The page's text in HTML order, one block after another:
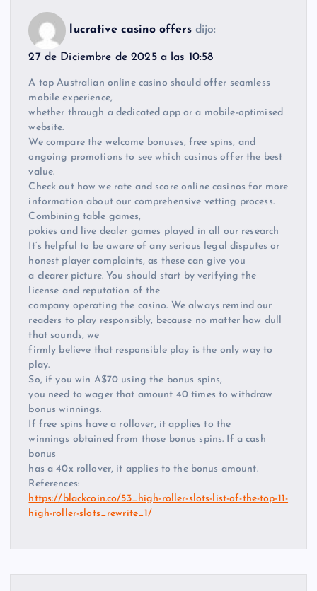
lucrative casino offers dijo:
27 de Diciembre de 2025 a las 10:58
A top Australian online casino should offer seamless
mobile experience,
whether through a dedicated app or a mobile-optimised
website.
We compare the welcome bonuses, free spins, and
ongoing promotions to see which casinos offer the best
value.
Check out how we rate and score online casinos for more
information about our comprehensive vetting process.
Combining table games,
pokies and live dealer games played in all our research
It’s helpful to be aware of any serious legal disputes or
honest player complaints, as these can give you
a clearer picture. You should start by verifying the
license and reputation of the
company operating the casino. We always remind our
readers to play responsibly, because no matter how dull
that sounds, we
firmly believe that responsible play is the only way to
play.
So, if you win A$70 using the bonus spins,
you need to wager that amount 40 times to withdraw
bonus winnings.
If free spins have a rollover, it applies to the
winnings obtained from those bonus spins. If a cash
bonus
has a 40x rollover, it applies to the bonus amount.
References:
https://blackcoin.co/53_high-roller-slots-list-of-the-top-11-
high-roller-slots_rewrite_1/